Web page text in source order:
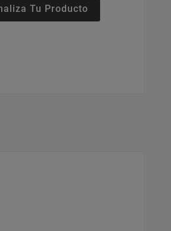
Tu Producto